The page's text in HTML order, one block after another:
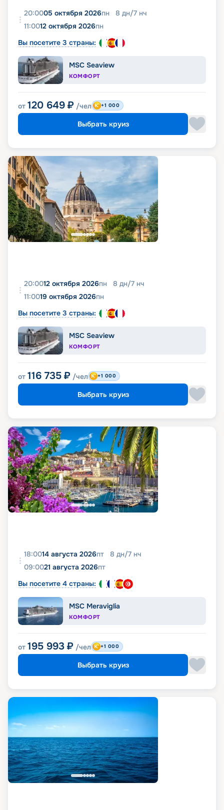
20:0005 октября 2026пн 8 дн/7 нч
11:0012 октября 2026пн
Вы посетите 3 страны:
MSC Seaview
КОМФОРТ
от 120 649 ₽ /чел +1 000
Выбрать круиз
20:0012 октября 2026пн 8 дн/7 нч
11:0019 октября 2026пн
Вы посетите 3 страны:
MSC Seaview
КОМФОРТ
от 116 735 ₽ /чел +1 000
Выбрать круиз
18:0014 августа 2026пт 8 дн/7 нч
09:0021 августа 2026пт
Вы посетите 4 страны:
MSC Meraviglia
КОМФОРТ
от 195 993 ₽ /чел +1 000
Выбрать круиз